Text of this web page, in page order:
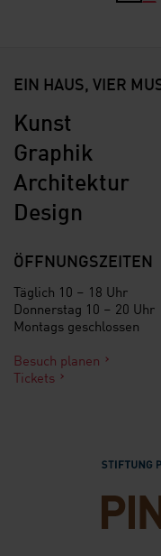
EIN HAUS, VIER
Kunst
Graphik
Architektur
Design
ÖFFNUNGSZEITEN
Täglich 10 – 18 Uhr
Donnerstag 10 – 20 Uhr
Montags geschlossen
Besuch planen
Tickets